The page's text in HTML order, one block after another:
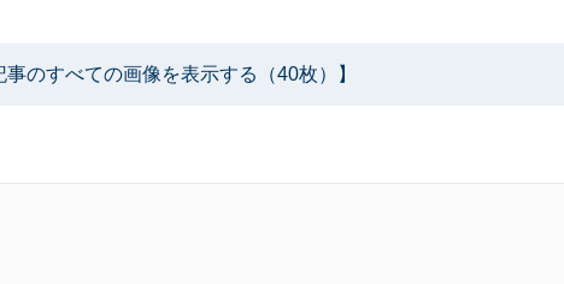
事のすべての画像を表示する（40枚）】